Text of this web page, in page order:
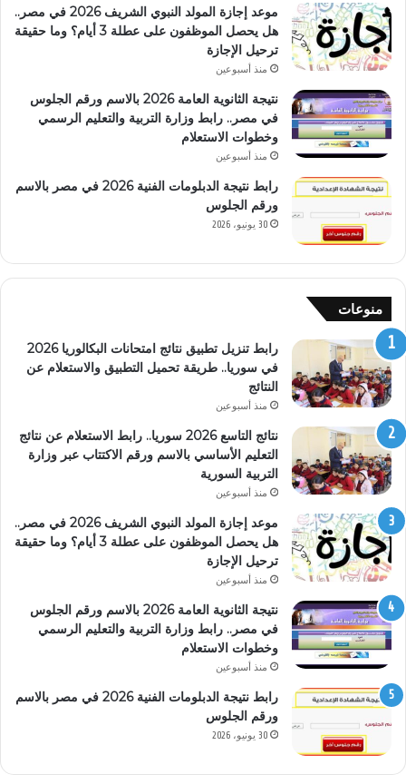
موعد إجازة المولد النبوي الشريف 2026 في مصر..
هل يحصل الموظفون على عطلة 3 أيام؟ وما حقيقة
ترحيل الإجازة
منذ أسبوعين
نتيجة الثانوية العامة 2026 بالاسم ورقم الجلوس
في مصر.. رابط وزارة التربية والتعليم الرسمي
وخطوات الاستعلام
منذ أسبوعين
رابط نتيجة الدبلومات الفنية 2026 في مصر بالاسم
ورقم الجلوس
30 يونيو، 2026
منوعات
رابط تنزيل تطبيق نتائج امتحانات البكالوريا 2026
في سوريا.. طريقة تحميل التطبيق والاستعلام عن
النتائج
منذ أسبوعين
نتائج التاسع 2026 سوريا.. رابط الاستعلام عن نتائج
التعليم الأساسي بالاسم ورقم الاكتتاب عبر وزارة
التربية السورية
منذ أسبوعين
موعد إجازة المولد النبوي الشريف 2026 في مصر..
هل يحصل الموظفون على عطلة 3 أيام؟ وما حقيقة
ترحيل الإجازة
منذ أسبوعين
نتيجة الثانوية العامة 2026 بالاسم ورقم الجلوس
في مصر.. رابط وزارة التربية والتعليم الرسمي
وخطوات الاستعلام
منذ أسبوعين
رابط نتيجة الدبلومات الفنية 2026 في مصر بالاسم
ورقم الجلوس
30 يونيو، 2026